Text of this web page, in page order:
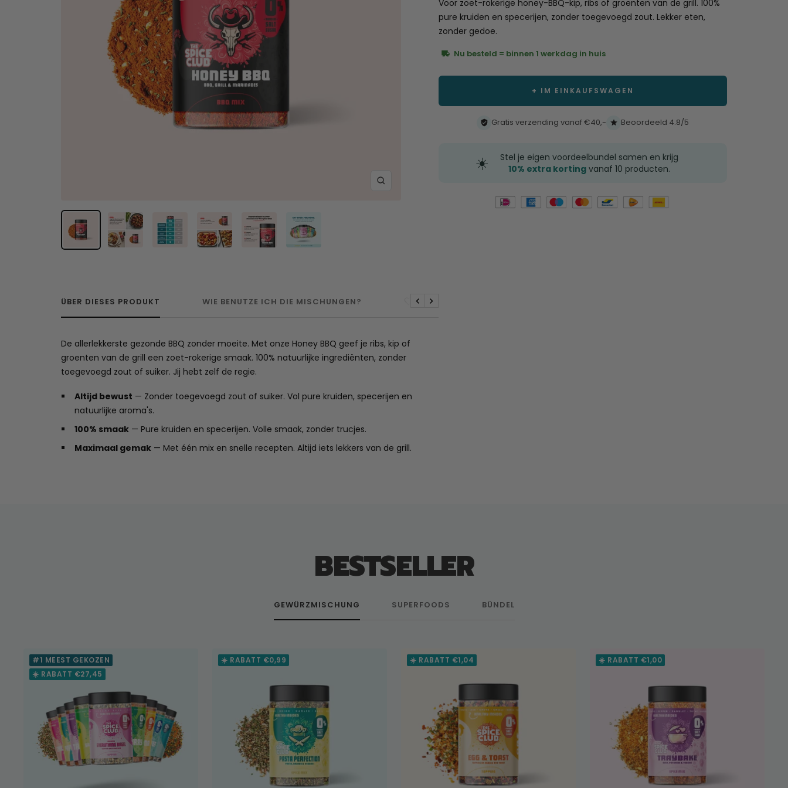
Zoom
Rezensionen
zu
Voor zoet-rokerige honey-BBQ-kip, ribs of groenten van de grill. 100%
pure kruiden en specerijen, zonder toegevoegd zout. Lekker eten,
zonder gedoe.
Nu besteld = binnen 1 werkdag in huis
+ IM EINKAUFSWAGEN
Gratis verzending vanaf €40,- Beoordeeld 4.8/5
☀️
Stel je eigen voordeelbundel samen en krijg
10% extra korting vanaf 10 producten.
ÜBER DIESES PRODUKT WIE BENUTZE ICH DIE MISCHUNGEN? GEZONDHEIDSVOORDELEN
ZuletztNächste
De allerlekkerste gezonde BBQ zonder moeite. Met onze Honey BBQ geef je ribs, kip of
groenten van de grill een zoet-rokerige smaak. 100% natuurlijke ingrediënten, zonder
toegevoegd zout of suiker. Jij hebt zelf de regie.
Altijd bewust — Zonder toegevoegd zout of suiker. Vol pure kruiden, specerijen en
natuurlijke aroma's.
100% smaak— Pure kruiden en specerijen. Volle smaak, zonder trucjes.
Maximaal gemak— Met één mix en snelle recepten. Altijd iets lekkers van de grill.
BESTSELLER
GEWÜRZMISCHUNG SUPERFOODS BÜNDEL
#1 MEEST GEKOZEN
☀️ RABATT €27,45
☀️ RABATT €0,99 ☀️ RABATT €1,04 ☀️ RABATT €1,00